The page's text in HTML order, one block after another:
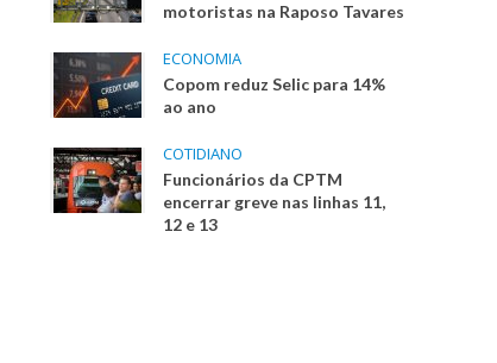
motoristas na Raposo Tavares
ECONOMIA
Copom reduz Selic para 14%
ao ano
COTIDIANO
Funcionários da CPTM
encerrar greve nas linhas 11,
12 e 13